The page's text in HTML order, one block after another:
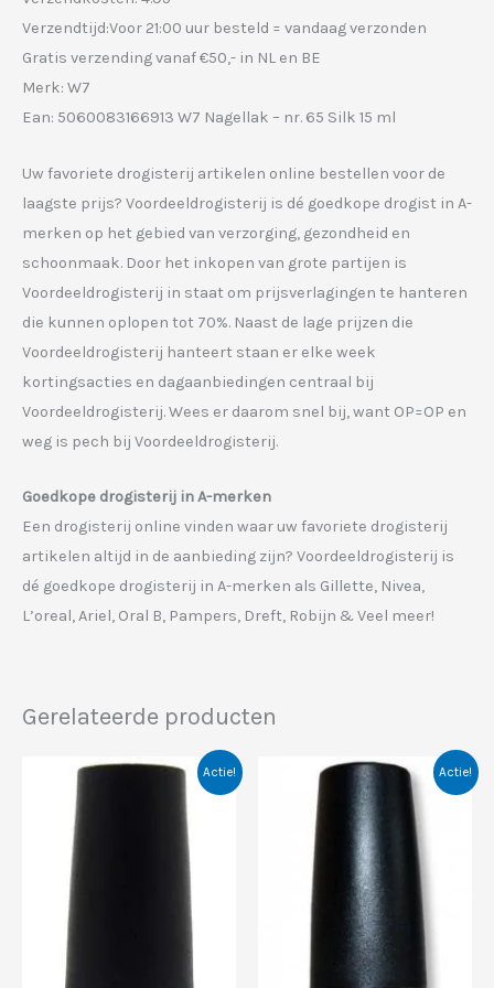
Verzendtijd:Voor 21:00 uur besteld = vandaag verzonden
Gratis verzending vanaf €50,- in NL en BE
Merk: W7
Ean: 5060083166913 W7 Nagellak – nr. 65 Silk 15 ml
Uw favoriete drogisterij artikelen online bestellen voor de
laagste prijs? Voordeeldrogisterij is dé goedkope drogist in A-
merken op het gebied van verzorging, gezondheid en
schoonmaak. Door het inkopen van grote partijen is
Voordeeldrogisterij in staat om prijsverlagingen te hanteren
die kunnen oplopen tot 70%. Naast de lage prijzen die
Voordeeldrogisterij hanteert staan er elke week
kortingsacties en dagaanbiedingen centraal bij
Voordeeldrogisterij. Wees er daarom snel bij, want OP=OP en
weg is pech bij Voordeeldrogisterij.
Goedkope drogisterij in A-merken
Een drogisterij online vinden waar uw favoriete drogisterij
artikelen altijd in de aanbieding zijn? Voordeeldrogisterij is
dé goedkope drogisterij in A-merken als Gillette, Nivea,
L’oreal, Ariel, Oral B, Pampers, Dreft, Robijn & Veel meer!
Gerelateerde producten
Actie! Actie!